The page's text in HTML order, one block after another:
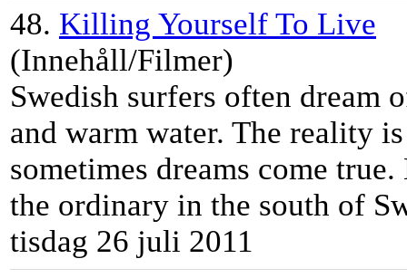
48. Killing Yourself To Live
(Innehåll/Filmer)
Swedish surfers often dream
and warm water. The reality
sometimes dreams come
the ordinary in the south of
tisdag 26 juli 2011